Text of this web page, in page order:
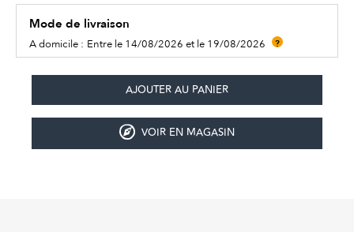
Mode de livraison
A domicile : Entre le 14/08/2026 et le 19/08/2026 ?
VOIR EN MAGASIN